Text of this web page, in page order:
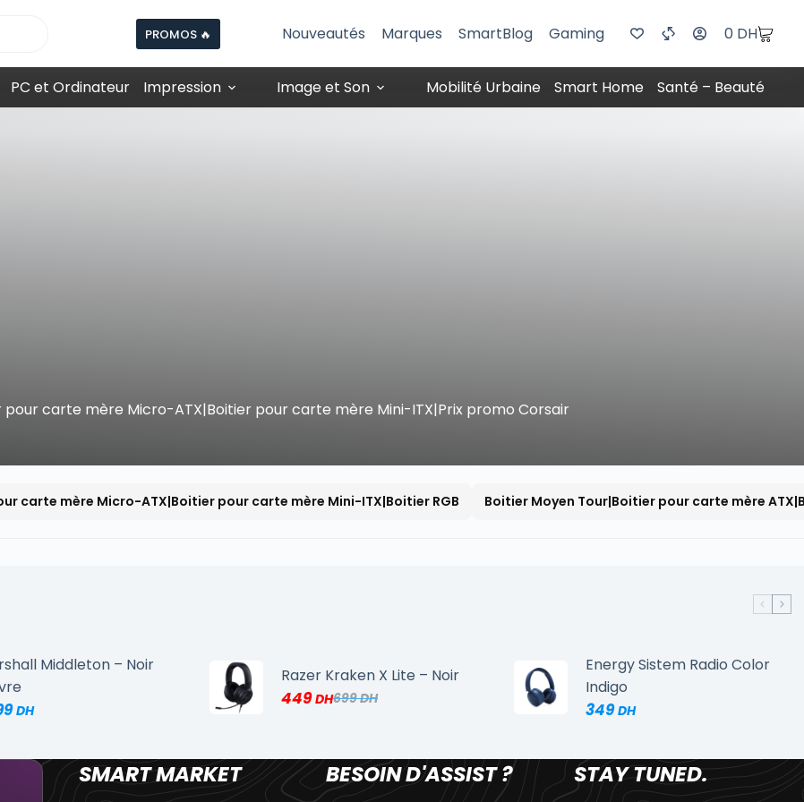
PROMOS 🔥 Nouveautés Marques SmartBlog Gaming 0 DH
PC et Ordinateur Impression Image et Son Mobilité Urbaine Smart Home Santé – Beauté
carte mère Micro-ATX|Boitier pour carte mère Mini-ITX|Prix promo Corsair
carte mère Micro-ATX|Boitier pour carte mère Mini-ITX|Boitier RGB Boitier Moyen Tour|Boitier pour carte mère
Middleton – Noir
Razer Kraken X Lite – Noir
699
449
Energy Sistem Radio Color
Indigo
349
SMART MARKET BESOIN D'ASSIST ? STAY TUNED.